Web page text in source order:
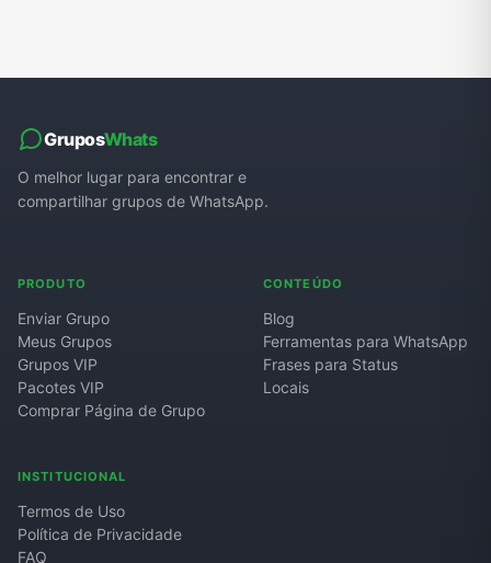
GruposWhats
O melhor lugar para encontrar e
compartilhar grupos de WhatsApp.
PRODUTO
Enviar Grupo
Meus Grupos
Grupos VIP
Pacotes VIP
Comprar Página de Grupo
CONTEÚDO
Blog
Ferramentas para WhatsApp
Frases para Status
Locais
INSTITUCIONAL
Termos de Uso
Política de Privacidade
FAQ